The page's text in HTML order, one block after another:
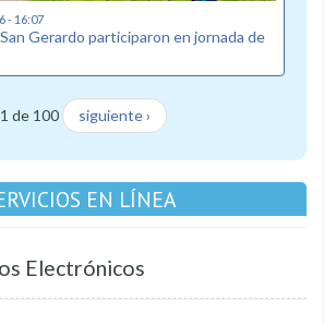
- 16:07
Gerardo participaron en jornada de
1 de 100 siguiente ›
EN LÍNEA
Electrónicos